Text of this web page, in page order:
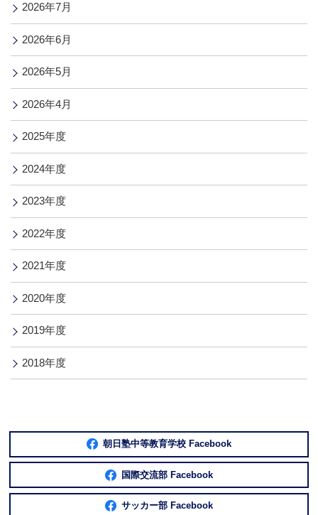
2026年7月
2026年6月
2026年5月
2026年4月
2025年度
2024年度
2023年度
2022年度
2021年度
2020年度
2019年度
2018年度
朝日塾中等教育学校 Facebook
国際交流部 Facebook
サッカー部 Facebook